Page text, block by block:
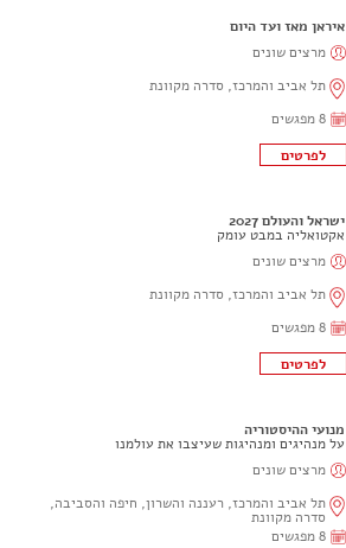
איראן מאז ועד היום
מרצים שונים
תל אביב והמרכז, סדרה מקוונת
8 מפגשים
ישראל והעולם 2027
אקטואליה במבט עומק
מרצים שונים
תל אביב והמרכז, סדרה מקוונת
8 מפגשים
מנועי ההיסטוריה
על מנהיגים ומנהיגות שעיצבו את עולמנו
מרצים שונים
תל אביב והמרכז, רעננה והשרון, חיפה והסביבה,
סדרה מקוונת
8 מפגשים